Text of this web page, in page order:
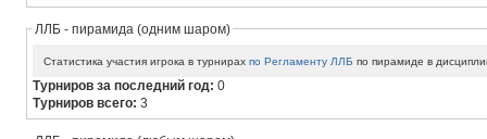
ЛЛБ - пирамида (одним шаром)
Статистика участия игрока в турнирахпо Регламенту ЛЛБ по пирамиде в
Турниров за последний год:0
Турниров всего:3